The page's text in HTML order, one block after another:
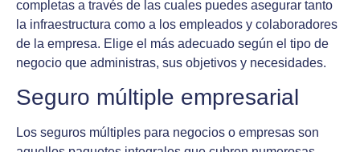
completas a través de las cuales puedes asegurar tanto
la infraestructura como a los empleados y colaboradores
de la empresa. Elige el más adecuado según el tipo de
negocio que administras, sus objetivos y necesidades.
Seguro múltiple empresarial
Los seguros múltiples para negocios o empresas son